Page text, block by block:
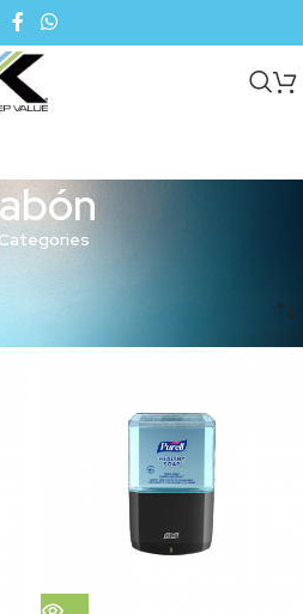
Mostrando 1–12 de 19 resultados